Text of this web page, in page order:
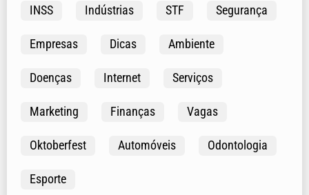
INSS Indústrias STF Segurança
Empresas Dicas Ambiente
Doenças Internet Serviços
Marketing Finanças Vagas
Oktoberfest Automóveis Odontologia
Esporte